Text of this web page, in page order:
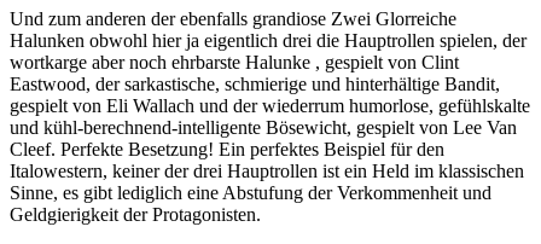
Und zum anderen der ebenfalls grandiose Zwei Glorreiche
Halunken obwohl hier ja eigentlich drei die Hauptrollen spielen, der
wortkarge aber noch ehrbarste Halunke , gespielt von Clint
Eastwood, der sarkastische, schmierige und hinterhältige Bandit,
gespielt von Eli Wallach und der wiederrum humorlose, gefühlskalte
und kühl-berechnend-intelligente Bösewicht, gespielt von Lee Van
Cleef. Perfekte Besetzung! Ein perfektes Beispiel für den
Italowestern, keiner der drei Hauptrollen ist ein Held im klassischen
Sinne, es gibt lediglich eine Abstufung der Verkommenheit und
Geldgierigkeit der Protagonisten.